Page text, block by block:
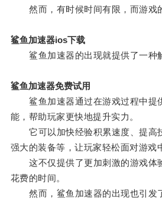
然而，有时候时间有限，而游戏的
鲨鱼加速器ios下载
鲨鱼加速器的出现就提供了一种
鲨鱼加速器免费试用
鲨鱼加速器通过在游戏过程中提
能，帮助玩家更快地提升实力。
它可以加快经验积累速度、提高
强大的装备等，让玩家轻松面对游戏
这不仅提供了更加刺激的游戏体
花费的时间。
然而，鲨鱼加速器的出现也引发